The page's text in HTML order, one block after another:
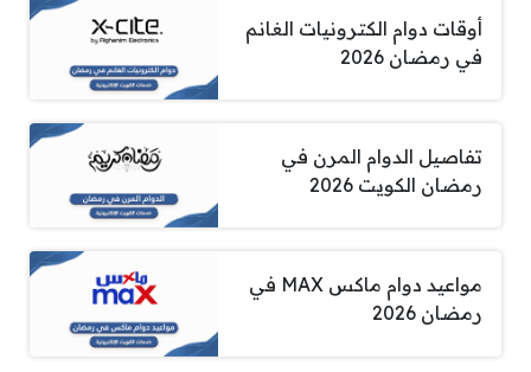
أوقات دوام الكترونيات الغانم
في رمضان 2026
تفاصيل الدوام المرن في
رمضان الكويت 2026
مواعيد دوام ماكس MAX في
رمضان 2026